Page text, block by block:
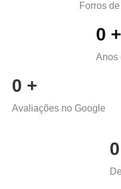
Forros
0 +
Anos
0 +
Avaliações no Google
0